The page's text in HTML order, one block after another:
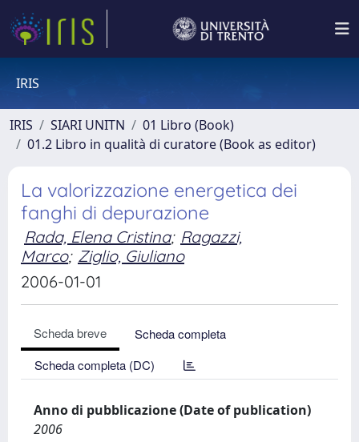
IRIS
IRIS SIARI UNITN
01 Libro (Book)
01.2 Libro in qualità di curatore (Book as editor)
La valorizzazione energetica dei
fanghi di depurazione
Rada, Elena Cristina; Ragazzi,
Marco; Ziglio, Giuliano
2006-01-01
Scheda breve
Scheda completa
Scheda completa (DC)
Anno di pubblicazione (Date of publication)
2006